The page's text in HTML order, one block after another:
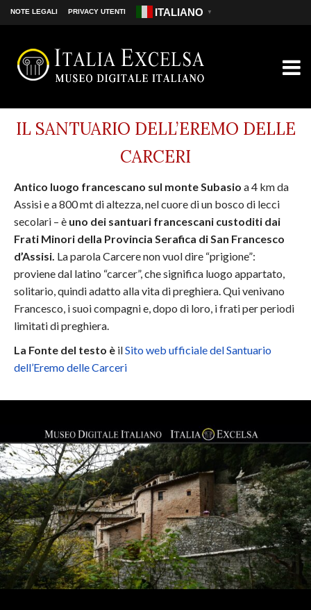
NOTE LEGALI PRIVACY UTENTI ITALIANO ▼
IL SANTUARIO DELL’EREMO DELLE
CARCERI
Antico luogo francescano sul monte Subasio a 4 km da
Assisi e a 800 mt di altezza, nel cuore di un bosco di lecci
secolari – è uno dei santuari francescani custoditi dai
Frati Minori della Provincia Serafica di San Francesco
d’Assisi. La parola Carcere non vuol dire “prigione”:
proviene dal latino “carcer”, che significa luogo appartato,
solitario, quindi adatto alla vita di preghiera. Qui venivano
Francesco, i suoi compagni e, dopo di loro, i frati per periodi
limitati di preghiera.
La Fonte del testo è ilSito web ufficiale del Santuario
dell’Eremo delle Carceri